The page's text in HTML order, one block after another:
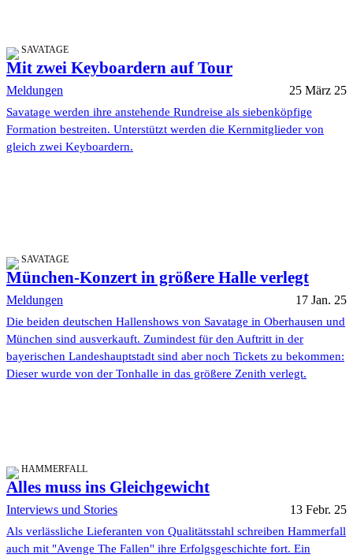
SAVATAGE
Mit zwei Keyboardern auf Tour
Meldungen 25 März 25
Savatage werden ihre anstehende Rundreise als siebenköpfige
Formation bestreiten. Unterstützt werden die Kernmitglieder von
gleich zwei Keyboardern.
SAVATAGE
München-Konzert in größere Halle verlegt
Meldungen 17 Jan. 25
Die beiden deutschen Hallenshows von Savatage in Oberhausen und
München sind ausverkauft. Zumindest für den Auftritt in der
bayerischen Landeshauptstadt sind aber noch Tickets zu bekommen:
Dieser wurde von der Tonhalle in das größere Zenith verlegt.
HAMMERFALL
Alles muss ins Gleichgewicht
Interviews und Stories 13 Febr. 25
Als verlässliche Lieferanten von Qualitätsstahl schreiben Hammerfall
auch mit "Avenge The Fallen" ihre Erfolgsgeschichte fort. Ein